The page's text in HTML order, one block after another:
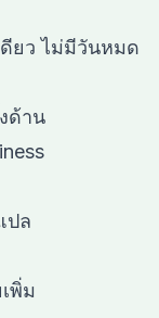
ดียว ไม่มีวันหมด
ด้าน
ปล
พิ่ม